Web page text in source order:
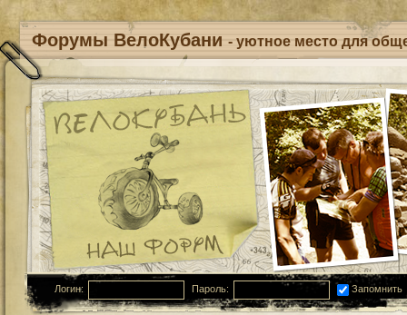
Форумы ВелоКубани - уютное место для
Логин: Пароль: Запомнить